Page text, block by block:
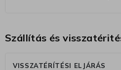
Szállítás és
VISSZATÉRÍTÉSI ELJÁRÁS